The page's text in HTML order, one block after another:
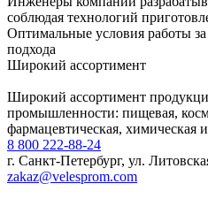
соблюдая технологий
Оптимальные условия работы
подхода
Широкий ассортимент
Широкий ассортимент
промышленности: пищевая,
фармацевтическая, химическая
8 800 222-88-24
г. Санкт-Петербург, ул.
zakaz@velesprom.com